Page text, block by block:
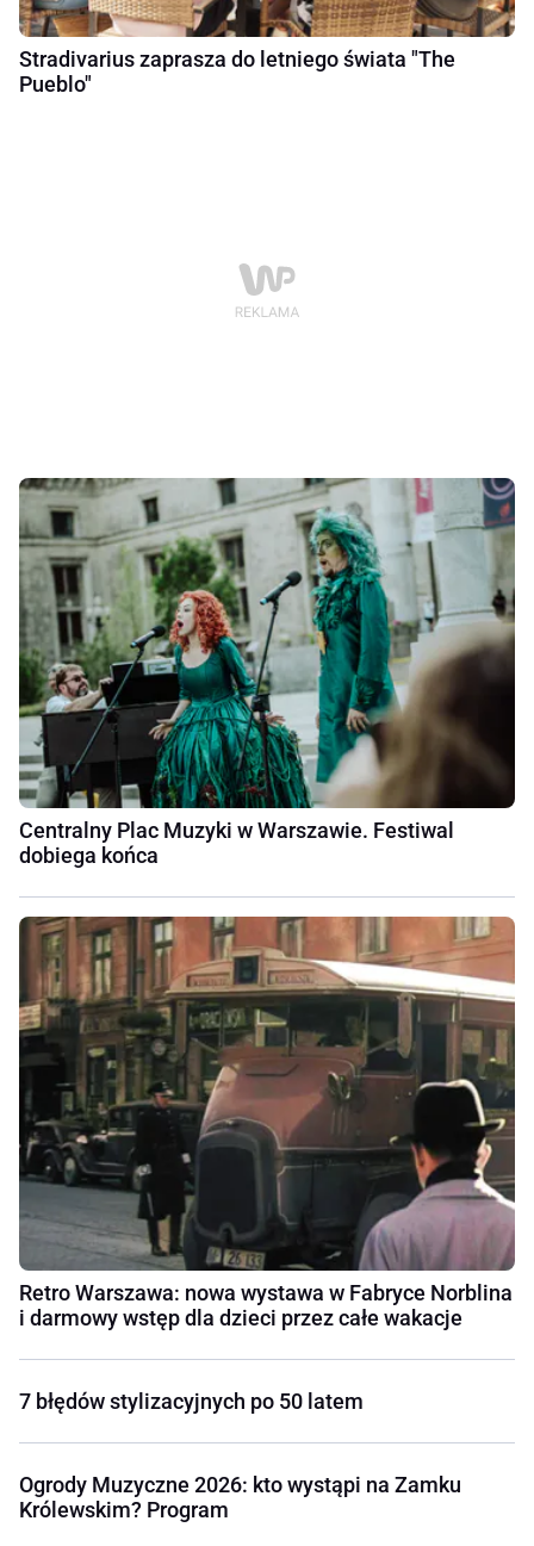
Stradivarius zaprasza do letniego świata "The
Pueblo"
Centralny Plac Muzyki w Warszawie. Festiwal
dobiega końca
Retro Warszawa: nowa wystawa w Fabryce Norblina
i darmowy wstęp dla dzieci przez całe wakacje
7 błędów stylizacyjnych po 50 latem
Ogrody Muzyczne 2026: kto wystąpi na Zamku
Królewskim? Program